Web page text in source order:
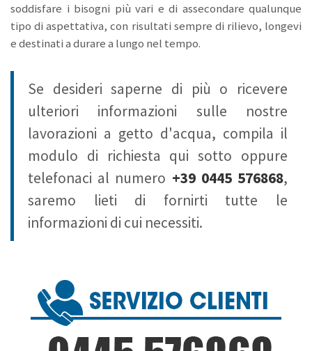
soddisfare i bisogni più vari e di assecondare qualunque
tipo di aspettativa, con risultati sempre di rilievo, longevi
e destinati a durare a lungo nel tempo.
Se desideri saperne di più o ricevere
ulteriori informazioni sulle nostre
lavorazioni a getto d'acqua, compila il
modulo di richiesta qui sotto oppure
telefonaci al numero +39 0445 576868,
saremo lieti di fornirti tutte le
informazioni di cui necessiti.